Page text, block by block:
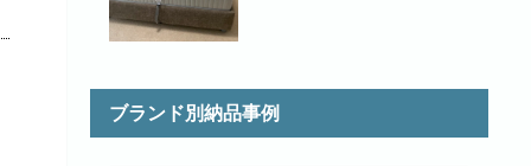
ブランド別納品事例